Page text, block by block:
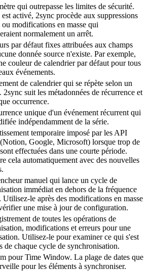
qui outrepasse les limites de sécurité.
activé, 2sync procède aux suppressions
ou modifications en masse qui
normalement un arrêt.
par défaut fixes attribuées aux champs
donnée source n'existe. Par exemple,
couleur de calendrier par défaut pour tous
événements.
de calendrier qui se répète selon un
2sync suit les métadonnées de récurrence et
occurrence.
unique d'un événement récurrent qui
indépendamment de la série.
temporaire imposé par les API
Google, Microsoft) lorsque trop de
effectuées dans une courte période.
cela automatiquement avec des nouvelles
manuel qui lance un cycle de
immédiat en dehors de la fréquence
Utilisez-le après des modifications en masse
une mise à jour de configuration.
de toutes les opérations de
modifications et erreurs pour une
Utilisez-le pour examiner ce qui s'est
de chaque cycle de synchronisation.
pour Time Window. La plage de dates que
pour les éléments à synchroniser.